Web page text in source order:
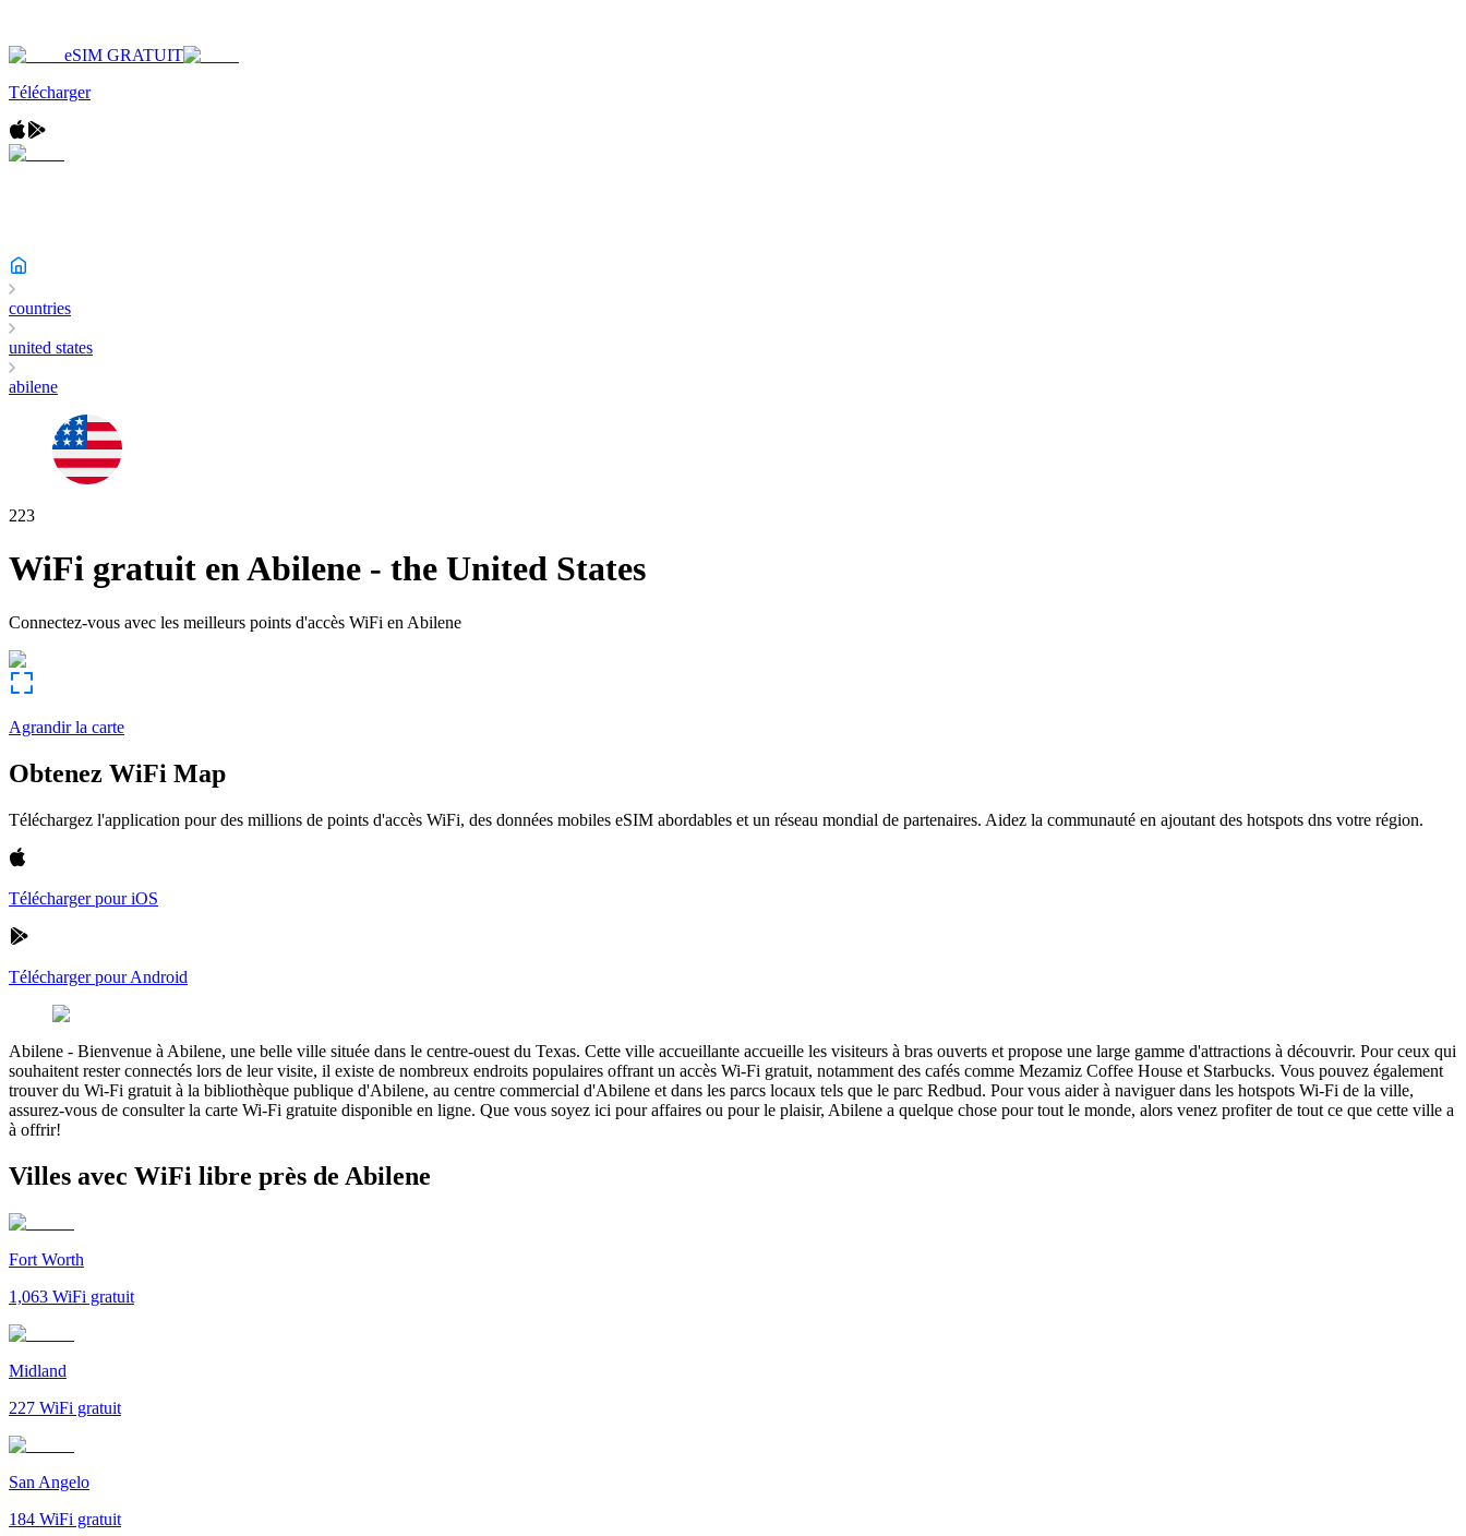
eSIM GRATUIT
Télécharger
countries
united states
abilene
223
WiFi gratuit enAbilene - the United States
Connectez-vous avec les meilleurs points d'accès WiFi en Abilene
Agrandir la carte
Obtenez WiFi Map
Téléchargez l'application pour des millions de points d'accès WiFi, des données mobiles eSIM abordables et un réseau mondial de partenaires. Aidez la communauté en ajoutant des hotspots dns votre région.
Télécharger pour iOS
Télécharger pour Android
Abilene - Bienvenue à Abilene, une belle ville située dans le centre-ouest du Texas. Cette ville accueillante accueille les visiteurs à bras ouverts et propose une large gamme d'attractions à découvrir. Pour ceux qui
souhaitent rester connectés lors de leur visite, il existe de nombreux endroits populaires offrant un accès Wi-Fi gratuit, notamment des cafés comme Mezamiz Coffee House et Starbucks. Vous pouvez également
trouver du Wi-Fi gratuit à la bibliothèque publique d'Abilene, au centre commercial d'Abilene et dans les parcs locaux tels que le parc Redbud. Pour vous aider à naviguer dans les hotspots Wi-Fi de la ville,
assurez-vous de consulter la carte Wi-Fi gratuite disponible en ligne. Que vous soyez ici pour affaires ou pour le plaisir, Abilene a quelque chose pour tout le monde, alors venez profiter de tout ce que cette ville a
à offrir!
Villes avec WiFi libre près de Abilene
Fort Worth
1,063 WiFi gratuit
Midland
227 WiFi gratuit
San Angelo
184 WiFi gratuit